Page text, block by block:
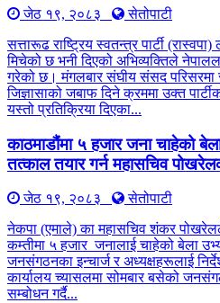
जेठ १९, २०८३
सेतोपाटी
सत्तारूढ राष्ट्रिय स्वतन्त्र पार्टी
मिचेको छ भनी दिएको अभिव्यक्तिले
गरेको छ। मंगलबार संघीय संसद परिसरमा
जिज्ञासाको जबाफ दिने क्रममा उक्त
यस्तो प्रतिक्रिया दिएका...
काठमाडौंमा ५ हजार जना चाहेको
तत्काल तयार गर्न महासचिव
जेठ १९, २०८३
सेतोपाटी
नेकपा (एमाले) का महासचिव शंकर
कम्तीमा ५ हजार जनालाई चाहेको बेला
जनसंगठनका इन्चार्ज र अध्यक्षहरूलाई
कार्यालय च्यासलमा सोमबार बसेको
सम्बोधन गर्दै...